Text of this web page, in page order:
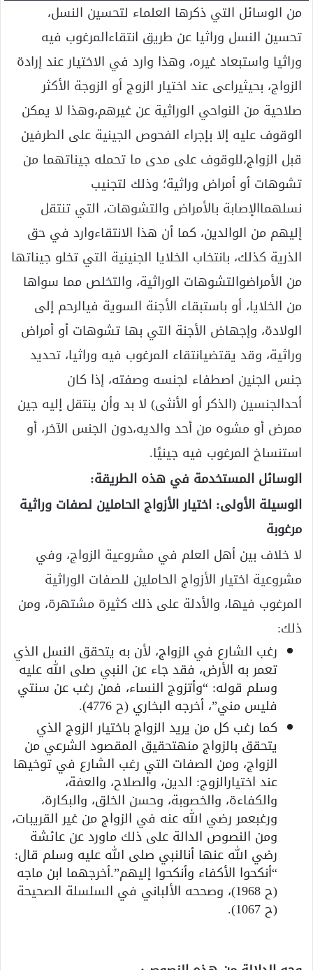
من الوسائل التي ذكرها العلماء لتحسين النسل،
تحسين النسل وراثيا عن طريق انتقاءالمرغوب فيه
وراثيا واستبعاد غيره، وهذا وارد في الاختيار عند إرادة
الزواج، بحيثيراعى عند اختيار الزوج أو الزوجة الأكثر
صلاحية من النواحي الوراثية عن غيرهم،وهذا لا يمكن
الوقوف عليه إلا بإجراء الفحوص الجينية على الطرفين
قبل الزواج،للوقوف على مدى ما تحمله جيناتهما من
تشوهات أو أمراض وراثية؛ وذلك لتجنيب
نسلهماالإصابة بالأمراض والتشوهات، التي تنتقل
إليهم من الوالدين، كما أن هذا الانتقاءوارد في حق
الذرية كذلك، بانتخاب الخلايا الجنينية التي تخلو جيناتها
من الأمراضوالتشوهات الوراثية، والتخلص مما سواها
من الخلايا، أو باستبقاء الأجنة السوية فيالرحم إلى
الولادة، وإجهاض الأجنة التي بها تشوهات أو أمراض
وراثية، وقد يقتضيانتقاء المرغوب فيه وراثيا، تحديد
جنس الجنين اصطفاء لجنسه وصفته، إذا كان
أحدالجنسين (الذكر أو الأنثى) لا بد وأن ينتقل إليه جين
ممرض أو مشوه من أحد والديه،دون الجنس الآخر، أو
استنساخ المرغوب فيه جينيًا.
الوسائل المستخدمة في هذه الطريقة:
الوسيلة الأولى: اختيار الأزواج الحاملين لصفات وراثية
مرغوبة
لا خلاف بين أهل العلم في مشروعية الزواج، وفي
مشروعية اختيار الأزواج الحاملين للصفات الوراثية
المرغوب فيها، والأدلة على ذلك كثيرة مشتهرة، ومن
ذلك:
رغب الشارع في الزواج، لأن به يتحقق النسل الذي
تعمر به الأرض، فقد جاء عن النبي صلى الله عليه
وسلم قوله: “وأتزوج النساء، فمن رغب عن سنتي
فليس مني”، أخرجه البخاري (ح 4776).
كما رغب كل من يريد الزواج باختيار الزوج الذي
يتحقق بالزواج منهتحقيق المقصود الشرعي من
الزواج، ومن الصفات التي رغب الشارع في توخيها
عند اختيارالزوج: الدين، والصلاح، والعفة،
والكفاءة، والخصوبة، وحسن الخلق، والبكارة،
ورغبعمر رضي الله عنه في الزواج من غير القريبات،
ومن النصوص الدالة على ذلك ماورد عن عائشة
رضي الله عنها أنالنبي صلى الله عليه وسلم قال:
“أنكحوا الأكفاء وأنكحوا إليهم”.أخرجهما ابن ماجه
(ح 1968)، وصححه الألباني في السلسلة الصحيحة
(ح 1067).